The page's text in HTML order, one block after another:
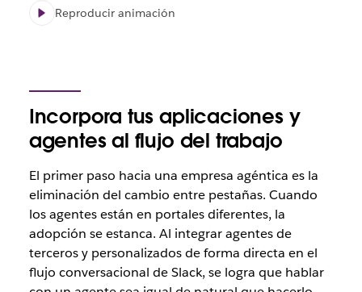
Reproducir animación
Incorpora tus aplicaciones y
agentes al flujo del trabajo
El primer paso hacia una empresa agéntica es la
eliminación del cambio entre pestañas. Cuando
los agentes están en portales diferentes, la
adopción se estanca. Al integrar agentes de
terceros y personalizados de forma directa en el
flujo conversacional de Slack, se logra que hablar